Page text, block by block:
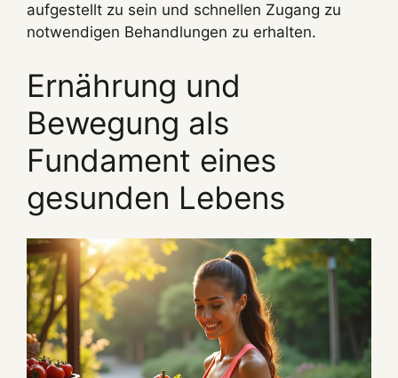
aufgestellt zu sein und schnellen Zugang zu
notwendigen Behandlungen zu erhalten.
Ernährung und
Bewegung als
Fundament eines
gesunden Lebens